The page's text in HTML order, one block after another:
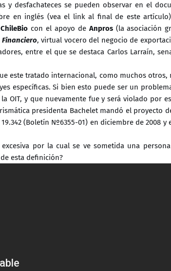
y desfachateces se pueden observar en el
en inglés (vea el link al final de este
ChileBio con el apoyo de Anpros (la asociación
, virtual vocero del negocio de
entre el que se destaca Carlos Larraín,
este tratado internacional, como muchos
específicas. Si bien esto puede ser un
OIT, y que nuevamente fue y será violado por
presidenta Bachelet mandó el proyecto
(Boletín Nº6355-01) en diciembre de 2008
por la cual se ve sometida una
esta definición?